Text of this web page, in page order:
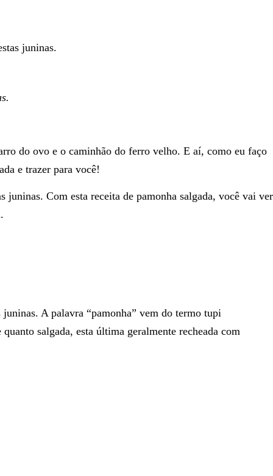
juninas.
do ovo e o caminhão do ferro velho. E aí, como eu faço
e trazer para você!
juninas. Com esta receita de pamonha salgada, você vai ver
A palavra “pamonha” vem do termo tupi
salgada, esta última geralmente recheada com